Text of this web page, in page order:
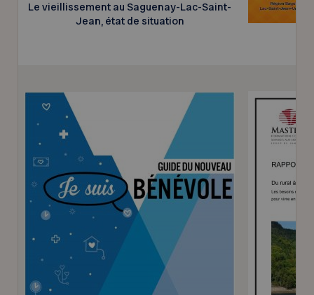
Le vieillissement au Saguenay-Lac-Saint-
Jean, état de situation